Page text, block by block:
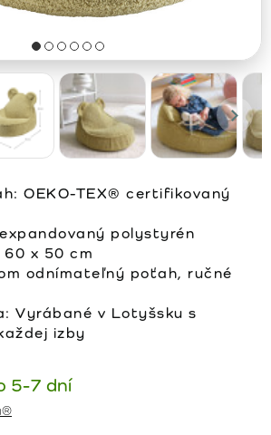
OEKO-TEX® certifikovaný
polystyrén
60 x 50 cm
odnímateľný poťah, ručné
Vyrábané v Lotyšsku s
izby
5-7 dní